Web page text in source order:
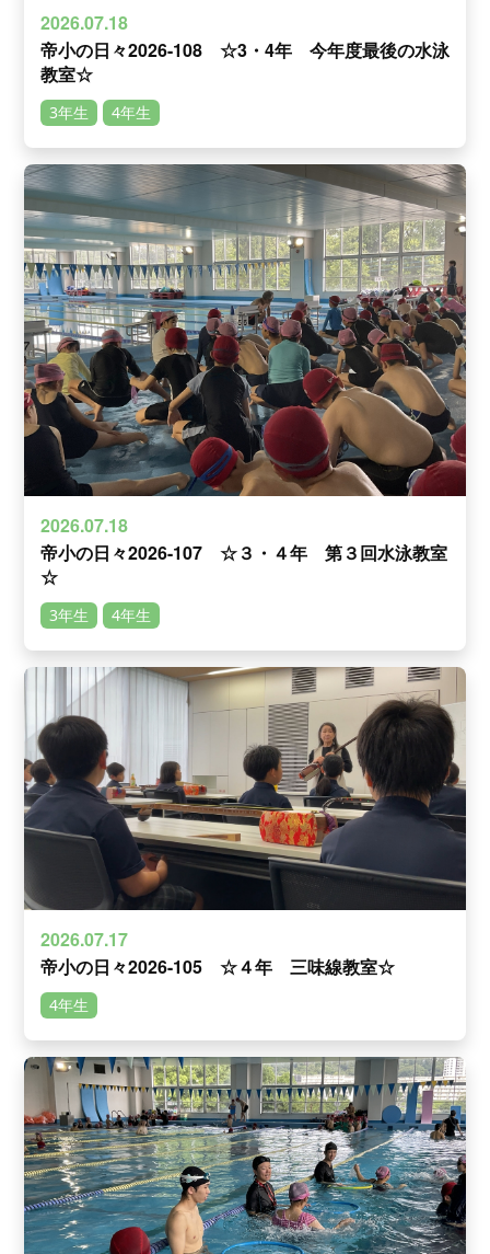
2026.07.18
帝小の日々2026-108 ☆3・4年 今年度最後の水泳
教室☆
3年生 4年生
2026.07.18
帝小の日々2026-107 ☆３・４年 第３回水泳教室
☆
3年生 4年生
2026.07.17
帝小の日々2026-105 ☆４年 三味線教室☆
4年生